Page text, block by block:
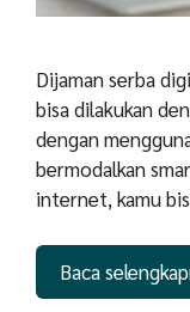
Dijaman serba
bisa dilakukan
dengan
bermodalkan
internet, kamu
Baca